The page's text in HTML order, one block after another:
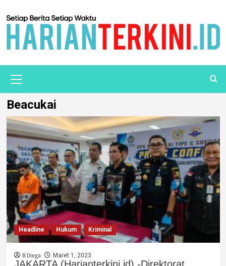
Beacukai
Headline Hukum Kriminal
B Diega Maret 1, 2023